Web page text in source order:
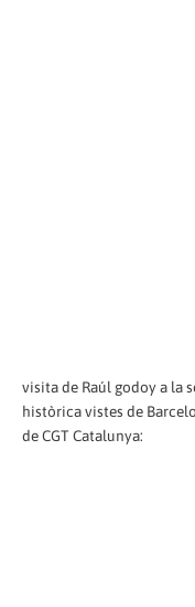
visita de Raúl godoy a la
històrica vistes de
de CGT Catalunya: